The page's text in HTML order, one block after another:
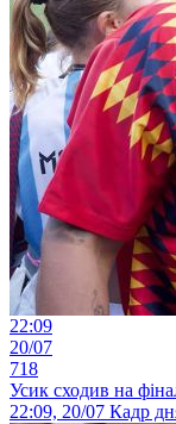
22:09
20/07
718
Усик сходив на
22:09, 20/07 Кадр